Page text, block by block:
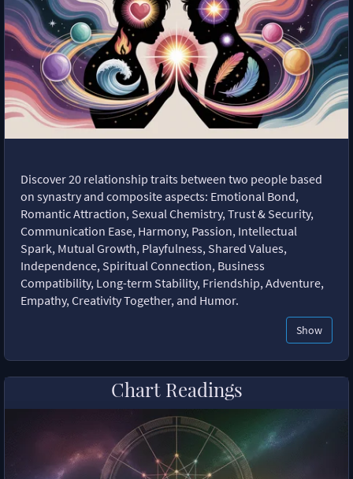
Discover 20 relationship traits between two people based
on synastry and composite aspects: Emotional Bond,
Romantic Attraction, Sexual Chemistry, Trust & Security,
Communication Ease, Harmony, Passion, Intellectual
Spark, Mutual Growth, Playfulness, Shared Values,
Independence, Spiritual Connection, Business
Compatibility, Long-term Stability, Friendship, Adventure,
Empathy, Creativity Together, and Humor.
Show
Chart Readings